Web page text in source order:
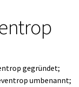
gegründet;
umbenannt;